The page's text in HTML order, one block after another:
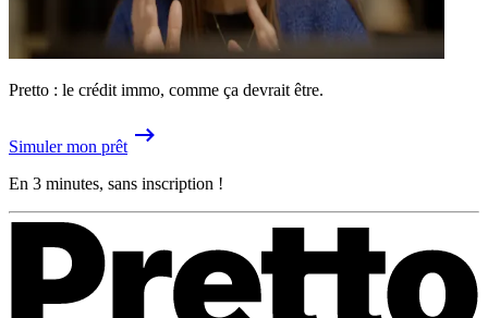
Pretto : le crédit immo, comme ça devrait être.
Simuler mon prêt
En 3 minutes, sans inscription !